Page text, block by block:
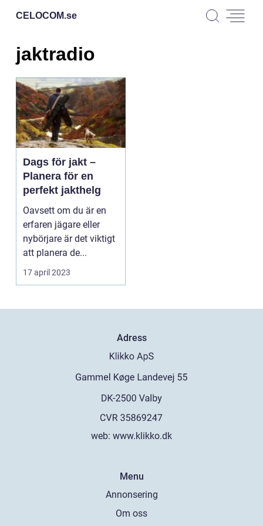
CELOCOM.se
jaktradio
Dags för jakt –
Planera för en
perfekt jakthelg
Oavsett om du är en
erfaren jägare eller
nybörjare är det viktigt
att planera de...
17 april 2023
Adress
web: www.klikko.dk
Menu
Annonsering
Om oss